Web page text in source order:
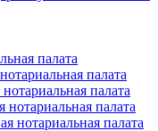
палата
палата
палата
нотариальная палата
нотариальная палата